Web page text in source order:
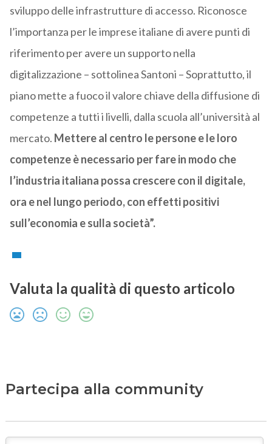
sviluppo delle infrastrutture di accesso. Riconosce
l’importanza per le imprese italiane di avere punti di
riferimento per avere un supporto nella
digitalizzazione – sottolinea Santoni – Soprattutto, il
piano mette a fuoco il valore chiave della diffusione di
competenze a tutti i livelli, dalla scuola all’università al
mercato. Mettere al centro le persone e le loro
competenze è necessario per fare in modo che
l’industria italiana possa crescere con il digitale,
ora e nel lungo periodo, con effetti positivi
sull’economia e sulla società”.
Valuta la qualità di questo articolo
Partecipa alla community